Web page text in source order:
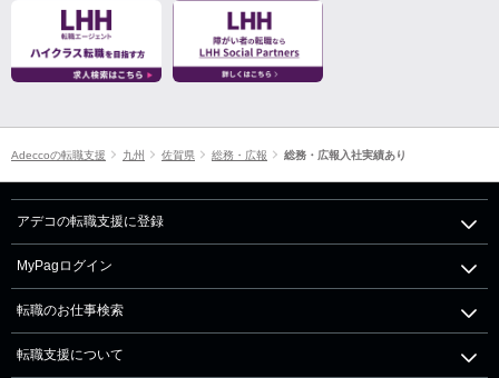
Adeccoの転職支援 九州 佐賀県 総務・広報 総務・広報入社実績あり
アデコの転職支援に登録
MyPagログイン
転職のお仕事検索
転職支援について